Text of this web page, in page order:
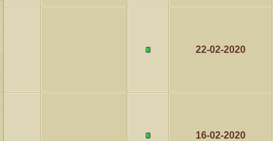
22-02-2020
16-02-2020